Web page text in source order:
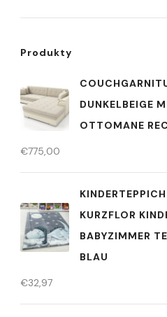
Produkty
DUNKELBEIGE
OTTOMANE
€775,00
KURZFLOR
BABYZIMMER
BLAU
€32,97